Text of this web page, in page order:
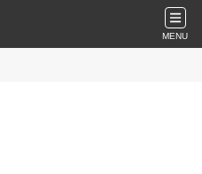
MENU